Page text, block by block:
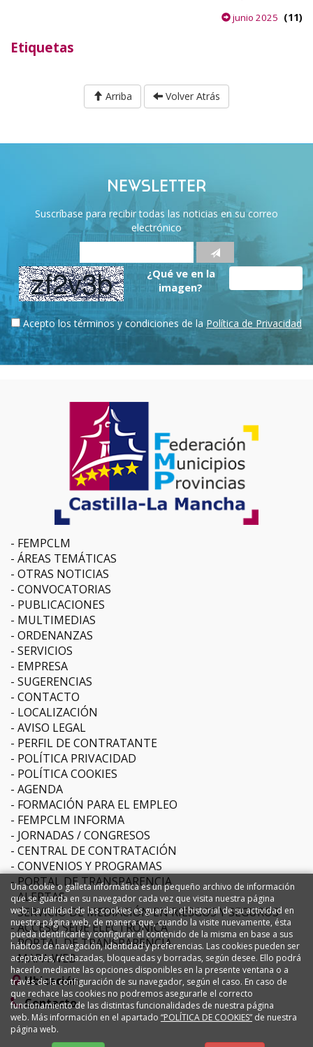
junio 2025 (11)
Etiquetas
Arriba Volver Atrás
NEWSLETTER
Suscríbase para recibir todas las noticias en su correo
electrónico
¿Qué ve en la
imagen?
Acepto los términos y condiciones de la Política de Privacidad
FEMPCLM
ÁREAS TEMÁTICAS
OTRAS NOTICIAS
CONVOCATORIAS
PUBLICACIONES
MULTIMEDIAS
ORDENANZAS
SERVICIOS
EMPRESA
SUGERENCIAS
CONTACTO
LOCALIZACIÓN
AVISO LEGAL
PERFIL DE CONTRATANTE
POLÍTICA PRIVACIDAD
POLÍTICA COOKIES
AGENDA
FORMACIÓN PARA EL EMPLEO
FEMPCLM INFORMA
JORNADAS / CONGRESOS
CENTRAL DE CONTRATACIÓN
CONVENIOS Y PROGRAMAS
PORTAL DE TRANSPARENCIA
ALERTAS
SERVICIO DE MEDIACIÓN EN RIESGOS Y SEGUROS
ACCESO SEDE ELECTRÓNICA
PORTAL DE TRANSPARENCIA
MAPA WEB
Ubicación
Contacto
Una cookie o galleta informática es un pequeño archivo de información
que se guarda en su navegador cada vez que visita nuestra página
web. La utilidad de las cookies es guardar el historial de su actividad en
nuestra página web, de manera que, cuando la visite nuevamente, ésta
pueda identificarle y configurar el contenido de la misma en base a sus
hábitos de navegación, identidad y preferencias. Las cookies pueden ser
aceptadas, rechazadas, bloqueadas y borradas, según desee. Ello podrá
hacerlo mediante las opciones disponibles en la presente ventana o a
través de la configuración de su navegador, según el caso. En caso de
que rechace las cookies no podremos asegurarle el correcto
funcionamiento de las distintas funcionalidades de nuestra página
web. Más información en el apartado “POLÍTICA DE COOKIES” de nuestra
página web.